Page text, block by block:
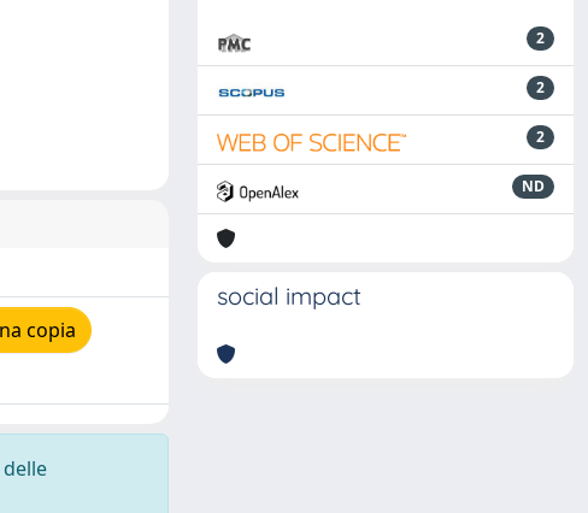
copia
2
2
2
ND
social impact